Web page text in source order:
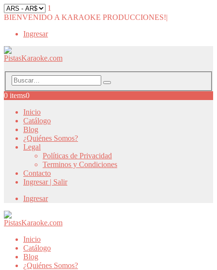
1
BIENVENIDO A KARAOKE PRODUCCIONES!|
Ingresar
0 items0
Inicio
Catálogo
Blog
¿Quiénes Somos?
Legal
Políticas de Privacidad
Terminos y Condiciones
Contacto
Ingresar | Salir
Ingresar
Inicio
Catálogo
Blog
¿Quiénes Somos?